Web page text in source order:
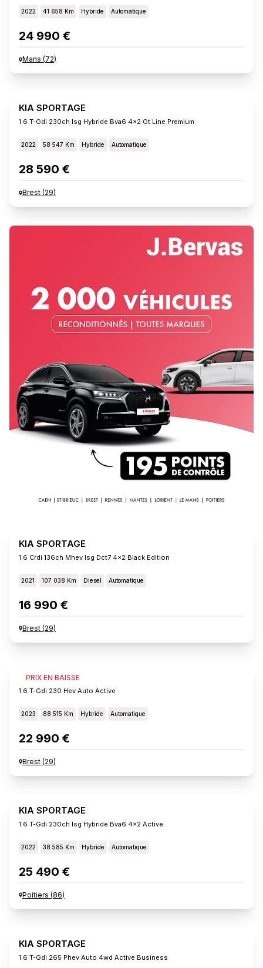
2022 41 658 Km Hybride Automatique
24 990 €
Mans (72)
KIA SPORTAGE
1.6 T-Gdi 230ch Isg Hybride Bva6 4x2 Gt Line Premium
2022 58 547 Km Hybride Automatique
28 590 €
Brest (29)
KIA SPORTAGE
1.6 Crdi 136ch Mhev Isg Dct7 4x2 Black Edition
2021 107 038 Km Diesel Automatique
16 990 €
Brest (29)
PRIX EN BAISSE
KIA SPORTAGE
1.6 T-Gdi 230 Hev Auto Active
2023 88 515 Km Hybride Automatique
22 990 €
Brest (29)
KIA SPORTAGE
1.6 T-Gdi 230ch Isg Hybride Bva6 4x2 Active
2022 38 585 Km Hybride Automatique
25 490 €
Poitiers (86)
KIA SPORTAGE
1.6 T-Gdi 265 Phev Auto 4wd Active Business